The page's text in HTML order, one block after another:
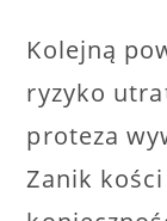
Kolejną
ryzyko
proteza
Zanik